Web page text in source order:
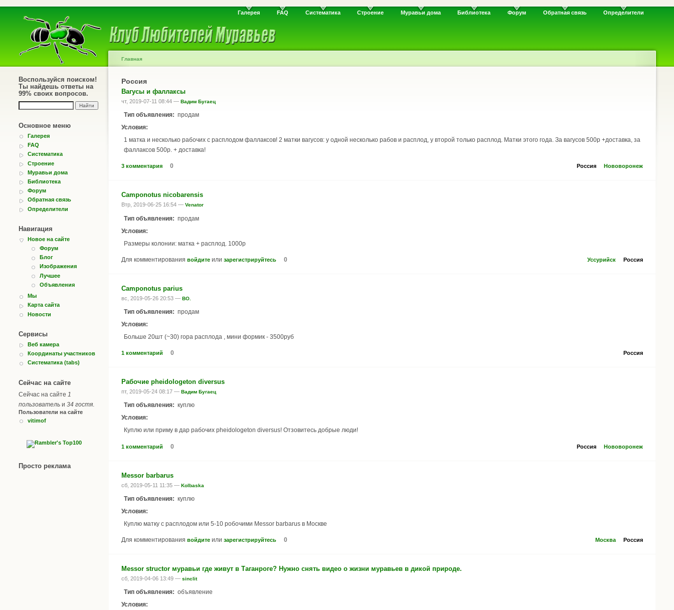
Галерея FAQ Систематика Строение Муравьи дома Библиотека Форум Обратная связь Определители
Воспользуйся поиском!
Ты найдешь ответы на
99% своих вопросов.
Основное меню
Галерея
FAQ
Систематика
Строение
Муравьи дома
Библиотека
Форум
Обратная связь
Определители
Навигация
Новое на сайте
Форум
Блог
Изображения
Лучшее
Объявления
Мы
Карта сайта
Новости
Сервисы
Веб камера
Координаты участников
Систематика (tabs)
Сейчас на сайте
Сейчас на сайте 1
пользователь и 34 гостя
Пользователи на сайте
vitimof
Просто реклама
Главная
Россия
Вагусы и фаллаксы
чт, 2019-07-11 08:44 — Вадим Бугаец
Тип объявления: продам
Условия:
1 матка и несколько рабочих с расплодом фаллаксов! 2 матки вагусов: у одной несколько рабов и расплод, у второй только расплод. Матки этого года. За вагусов 500р +доставка, за
фаллаксов 500р. + доставка!
Россия Нововоронеж
3 комментария 0
Camponotus nicobarensis
Втр, 2019-06-25 16:54 — Venator
Тип объявления: продам
Условия:
Размеры колонии: матка + расплод. 1000р
Уссурийск Россия
Для комментирования войдите или зарегистрируйтесь 0
Camponotus parius
вс, 2019-05-26 20:53 — BO.
Тип объявления: продам
Условия:
Больше 20шт (~30) гора расплода , мини формик - 3500руб
Россия
1 комментарий 0
Рабочие pheidologeton diversus
пт, 2019-05-24 08:17 — Вадим Бугаец
Тип объявления: куплю
Условия:
Куплю или приму в дар рабочих pheidologeton diversus! Отзовитесь добрые люди!
Россия Нововоронеж
1 комментарий 0
Messor barbarus
сб, 2019-05-11 11:35 — Kolbaska
Тип объявления: куплю
Условия:
Куплю матку с расплодом или 5-10 робочими Messor barbarus в Москве
Москва Россия
Для комментирования войдите или зарегистрируйтесь 0
Messor structor муравьи где живут в Таганроге? Нужно снять видео о жизни муравьев в дикой природе.
сб, 2019-04-06 13:49 — sinclit
Тип объявления: объявление
Условия: